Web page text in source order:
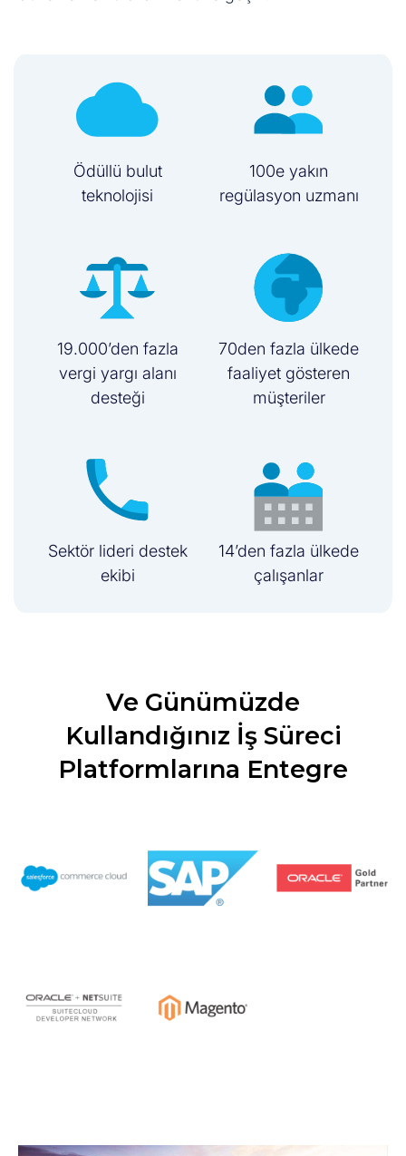
Ödüllü bulut
teknolojisi
100e yakın
regülasyon uzmanı
19.000’den fazla
vergi yargı alanı
desteği
70den fazla ülkede
faaliyet gösteren
müşteriler
Sektör lideri destek
ekibi
14’den fazla ülkede
çalışanlar
Ve Günümüzde
Kullandığınız İş Süreci
Platformlarına Entegre